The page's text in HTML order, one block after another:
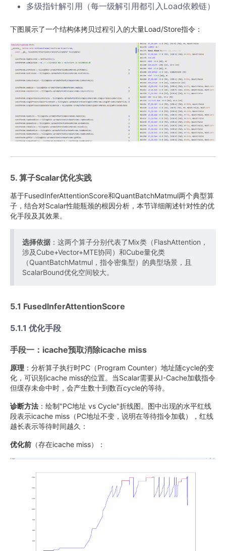
多级指针解引用（每一级解引用都引入Load依赖链）
下图展示了一个结构体拷贝过程引入的大量Load/Store指令：
5. 算子Scalar优化实践
基于FusedInferAttentionScore和QuantBatchMatmul两个典型算
子，结合对Scalar性能瓶颈的根因分析，本节详细阐述针对性的优
化手段及其效果。
选择依据 ：这两个算子分别代表了Mix类（FlashAttention，
涉及Cube+Vector+MTE协同）和Cube量化类
（QuantBatchMatmul，指令密集型）的典型场景，且
ScalarBound优化空间较大。
5.1 FusedInferAttentionScore
5.1.1 优化手段
手段一：icache预取消除icache miss
原理 ：分析算子执行时PC（Program Counter）地址随cycle的变
化，可识别icache miss的位置。当Scalar需要从I-Cache加载指令
但缓存未命中时，会产生数十到数百cycle的等待。
诊断方法 ：绘制"PC地址 vs Cycle"折线图。图中出现的水平红线
段表示icache miss（PC地址不变，说明在等待指令加载），红线
越长表示等待时间越久：
优化前 （存在icache miss）：